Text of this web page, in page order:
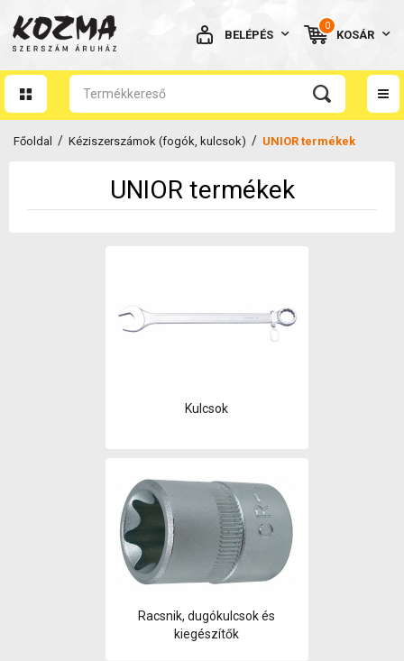
BELÉPÉS
0
KOSÁR
Főoldal / Kéziszerszámok (fogók, kulcsok) / UNIOR termékek
UNIOR termékek
Kulcsok
Racsnik, dugókulcsok és
kiegészítők